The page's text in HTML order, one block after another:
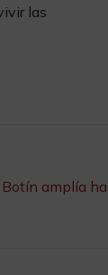
las
Botín amplía